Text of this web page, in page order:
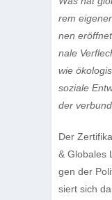
rem
nen
nale
wie
soziale
der
Der
& Glo­ba­les
gen der
siert sich